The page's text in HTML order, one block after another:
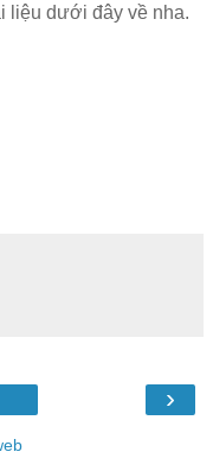
liệu dưới đây về nha.
›